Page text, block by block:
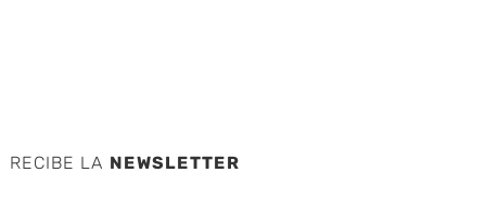
RECIBE LA NEWSLETTER